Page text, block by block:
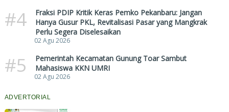
#4
Fraksi PDIP Kritik Keras Pemko Pekanbaru: Jangan
Hanya Gusur PKL, Revitalisasi Pasar yang Mangkrak
Perlu Segera Diselesaikan
02 Agu 2026
#5
Pemerintah Kecamatan Gunung Toar Sambut
Mahasiswa KKN UMRI
02 Agu 2026
ADVERTORIAL